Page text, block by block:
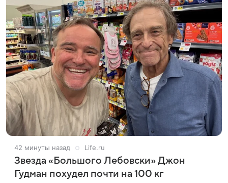
42 минуты назад Life.ru
Звезда «Большого Лебовски» Джон
Гудман похудел почти на 100 кг